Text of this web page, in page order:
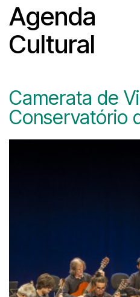
Agenda
Cultural
Camerata de
Conservatório